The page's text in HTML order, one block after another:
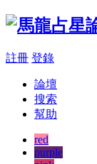
註冊 登錄
論壇
搜索
幫助
red
purple